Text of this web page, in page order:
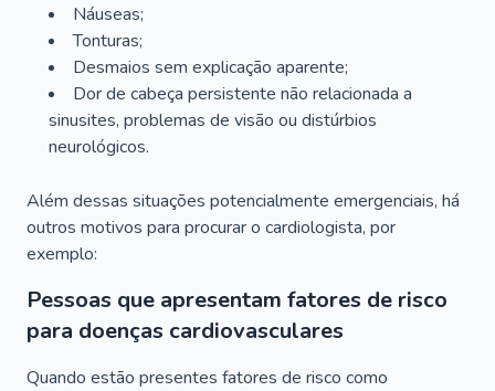
Náuseas;
Tonturas;
Desmaios sem explicação aparente;
Dor de cabeça persistente não relacionada a
sinusites, problemas de visão ou distúrbios
neurológicos.
Além dessas situações potencialmente emergenciais, há
outros motivos para procurar o cardiologista, por
exemplo:
Pessoas que apresentam fatores de risco
para doenças cardiovasculares
Quando estão presentes fatores de risco como